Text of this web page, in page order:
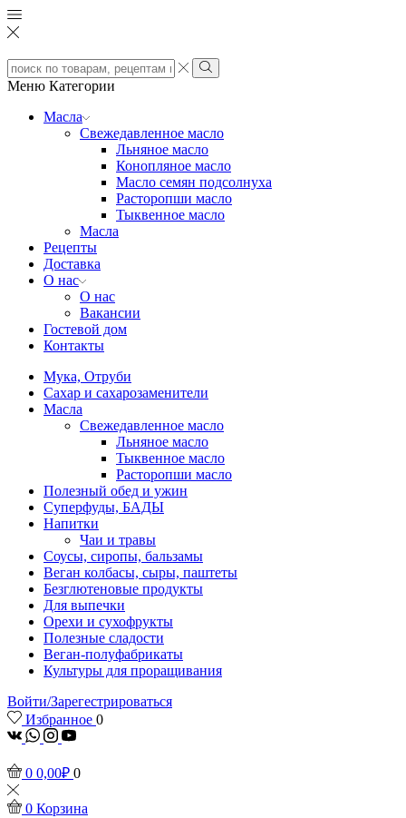
Search
input
Search
Меню Категории
Масла
Свежедавленное масло
Льняное масло
Конопляное масло
Масло семян подсолнуха
Расторопши масло
Тыквенное масло
Масла
Рецепты
Доставка
О нас
О нас
Вакансии
Гостевой дом
Контакты
Мука, Отруби
Сахар и сахарозаменители
Масла
Свежедавленное масло
Льняное масло
Тыквенное масло
Расторопши масло
Полезный обед и ужин
Суперфуды, БАДЫ
Напитки
Чаи и травы
Соусы, сиропы, бальзамы
Веган колбасы, сыры, паштеты
Безглютеновые продукты
Для выпечки
Орехи и сухофрукты
Полезные сладости
Веган-полуфабрикаты
Культуры для проращивания
Войти/Зарегестрироваться
Избранное 0
vk Whatsapp
Instagram
Youtube
0 0,00₽ 0
0 Корзина